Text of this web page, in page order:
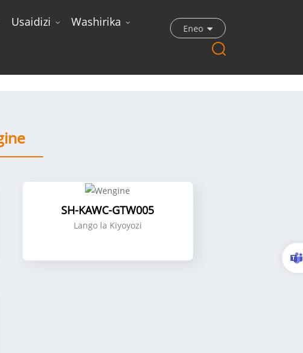
Usaidizi Washirika Eneo
SH-KAWC-GTW005
Lango la Kiyoyozi